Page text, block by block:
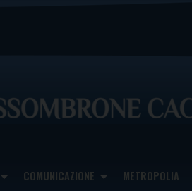
COMUNICAZIONE METROPOLIA